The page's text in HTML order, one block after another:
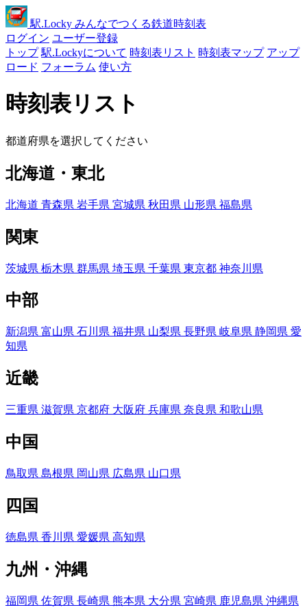
駅.Locky みんなでつくる鉄道時刻表
ログイン ユーザー登録
トップ 駅.Lockyについて 時刻表リスト 時刻表マップ アップ
ロード フォーラム 使い方
時刻表リスト
都道府県を選択してください
北海道・東北
北海道 青森県 岩手県 宮城県 秋田県 山形県 福島県
関東
茨城県 栃木県 群馬県 埼玉県 千葉県 東京都 神奈川県
中部
新潟県 富山県 石川県 福井県 山梨県 長野県 岐阜県 静岡県 愛
知県
近畿
三重県 滋賀県 京都府 大阪府 兵庫県 奈良県 和歌山県
中国
鳥取県 島根県 岡山県 広島県 山口県
四国
徳島県 香川県 愛媛県 高知県
九州・沖縄
福岡県 佐賀県 長崎県 熊本県 大分県 宮崎県 鹿児島県 沖縄県